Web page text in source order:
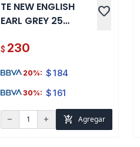
TE NEW ENGLISH
EARL GREY 25
favorite
$ 230
20%: $184
30%: $161
remove add add_shopping_cart Agregar